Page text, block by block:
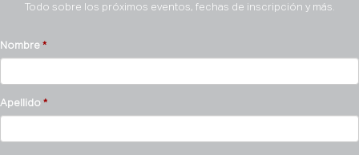
Todo sobre los próximos eventos, fechas de inscripción y más.
Nombre
Apellido